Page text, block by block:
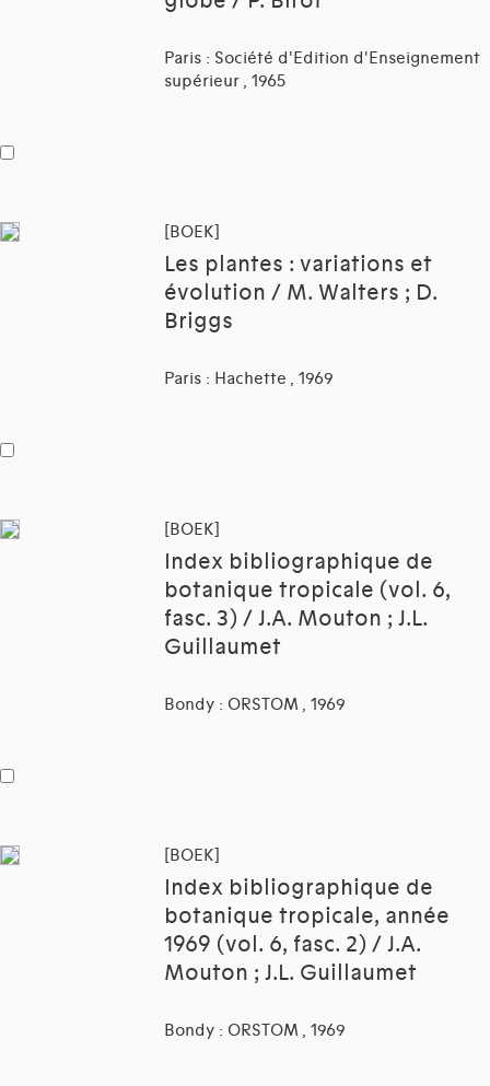
Paris : Société d'Edition d'Enseignement
supérieur , 1965
[BOEK]
Les plantes : variations et
évolution / M. Walters ; D.
Briggs
Paris : Hachette , 1969
[BOEK]
Index bibliographique de
botanique tropicale (vol. 6,
fasc. 3) / J.A. Mouton ; J.L.
Guillaumet
Bondy : ORSTOM , 1969
[BOEK]
Index bibliographique de
botanique tropicale, année
1969 (vol. 6, fasc. 2) / J.A.
Mouton ; J.L. Guillaumet
Bondy : ORSTOM , 1969